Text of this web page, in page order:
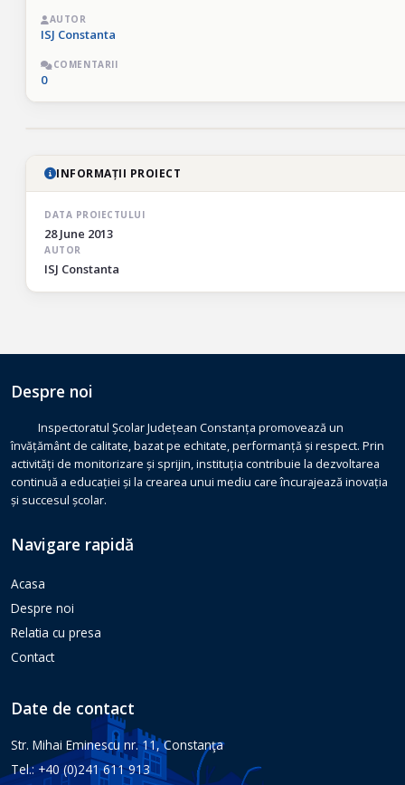
AUTOR
ISJ Constanta
COMENTARII
0
INFORMAȚII PROIECT
DATA PROIECTULUI
28 June 2013
AUTOR
ISJ Constanta
Despre noi
Inspectoratul Școlar Județean Constanța promovează un
învățământ de calitate, bazat pe echitate, performanță și respect. Prin
activități de monitorizare și sprijin, instituția contribuie la dezvoltarea
continuă a educației și la crearea unui mediu care încurajează inovația
și succesul școlar.
Navigare rapidă
Acasa
Despre noi
Relatia cu presa
Contact
Date de contact
Str. Mihai Eminescu nr. 11, Constanţa
Tel.: +40 (0)241 611 913